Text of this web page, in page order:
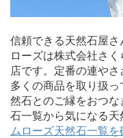
信頼できる天然石屋
ローズは株式会社さ
店です。定番の連や
多くの商品を取り扱
然石とのご縁をおつ
石一覧から気になる天
ムローズ天然石一覧を